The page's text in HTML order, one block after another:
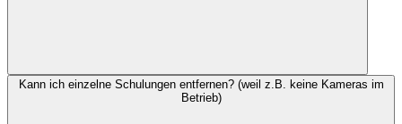
Kann ich einzelne Schulungen entfernen? (weil z.B. keine Kameras im
Betrieb)